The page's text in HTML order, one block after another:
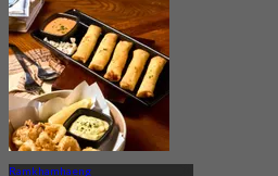
Ramkhamhaeng